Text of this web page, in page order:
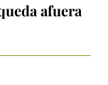
afuera